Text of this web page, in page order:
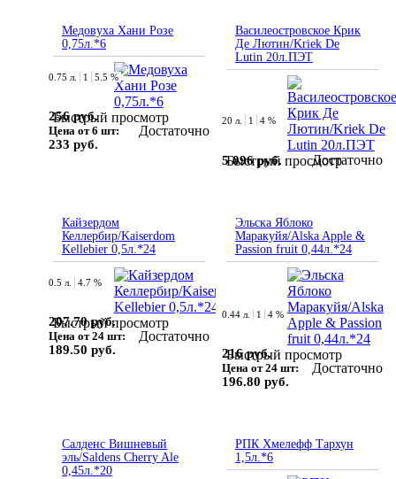
Медовуха Хани Розе
0,75л.*6
Быстрый просмотр
0.75 л. 1 5.5 %
256 руб.
Цена от 6 шт:
233 руб.
Достаточно
Василеостровское Крик
Де Лютин/Kriek De
Lutin 20л.ПЭТ
Быстрый просмотр
20 л. 1 4 %
5 096 руб. Достаточно
Кайзердом
Келлербир/Kaiserdom
Kellebier 0,5л.*24
Быстрый просмотр
0.5 л. 4.7 %
207.70 руб.
Цена от 24 шт:
189.50 руб.
Достаточно
Эльска Яблоко
Маракуйя/Alska Apple &
Passion fruit 0,44л.*24
Быстрый просмотр
0.44 л. 1 4 %
216 руб.
Цена от 24 шт:
196.80 руб.
Достаточно
Салденс Вишневый
эль/Saldens Cherry Ale
0,45л.*20
РПК Хмелефф Тархун
1,5л.*6